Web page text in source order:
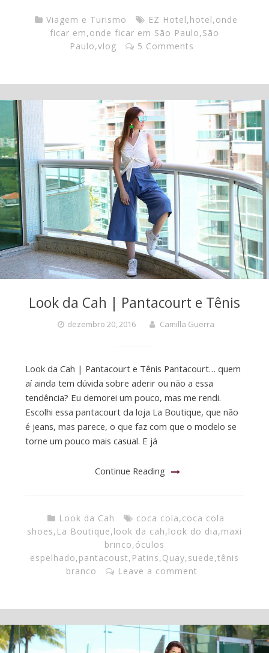
Viagem e Turismo EZ Hotel,hotel,onde
ficar em,onde ficar em São Paulo,São
Paulo,vlog 5 Comments
Look da Cah | Pantacourt e Tênis
dezembro 20, 2016 Camilla Guerra
Look da Cah | Pantacourt e Tênis Pantacourt… quem
aí ainda tem dúvida sobre aderir ou não a essa
tendência? Eu demorei um pouco, mas me rendi.
Escolhi essa pantacourt da loja La Boutique, que não
é jeans, mas parece, o que faz com que o modelo se
torne um pouco mais casual. E já
Continue Reading
Look da Cah coca cola,coca cola
shoes, La Boutique,look da cah,look do dia,maxi
brinco,óculos
espelhado,pantacoust, Patins,Quay,suede,tênis
branco
Leave a comment